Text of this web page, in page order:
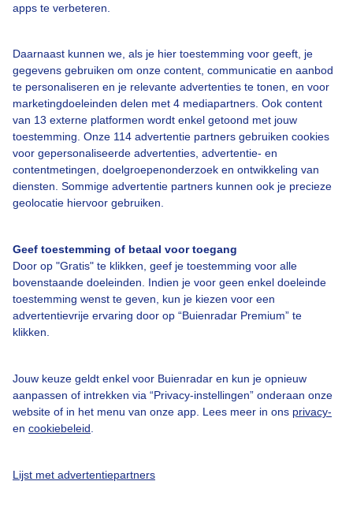
apps te verbeteren.
Daarnaast kunnen we, als je hier toestemming voor geeft, je
gegevens gebruiken om onze content, communicatie en aanbod
te personaliseren en je relevante advertenties te tonen, en voor
marketingdoeleinden delen met 4 mediapartners. Ook content
van 13 externe platformen wordt enkel getoond met jouw
toestemming. Onze 114 advertentie partners gebruiken cookies
voor gepersonaliseerde advertenties, advertentie- en
contentmetingen, doelgroepenonderzoek en ontwikkeling van
diensten. Sommige advertentie partners kunnen ook je precieze
geolocatie hiervoor gebruiken.
Geef toestemming of betaal voor toegang
Door op "Gratis" te klikken, geef je toestemming voor alle
bovenstaande doeleinden. Indien je voor geen enkel doeleinde
toestemming wenst te geven, kun je kiezen voor een
advertentievrije ervaring door op “Buienradar Premium” te
klikken.
Jouw keuze geldt enkel voor Buienradar en kun je opnieuw
aanpassen of intrekken via “Privacy-instellingen” onderaan onze
website of in het menu van onze app. Lees meer in ons privacy-
en cookiebeleid
Lijst met advertentiepartners
Een moment geduld aub...
Bedrijfsgegevens
Veelgestelde vragen
Contact
Adverteren
Cookie beleid